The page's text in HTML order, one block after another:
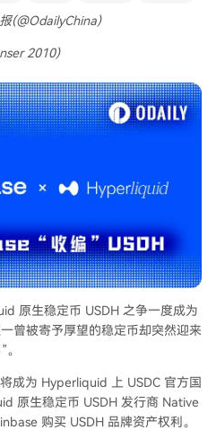
去中心化精神的倒退，并批评当
配落幕，而非最初宣称的社区理
(@OdailyChina)
2010)
原生稳定币 USDH 之争一度成为
曾被寄予厚望的稳定币却突然迎来
成为 Hyperliquid 上 USDC 官方国
原生稳定币 USDH 发行商 Native
购买 USDH 品牌资产权利。